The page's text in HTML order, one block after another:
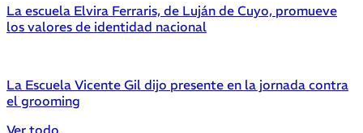
La escuela Elvira Ferraris, de Luján de Cuyo, promueve
los valores de identidad nacional
La Escuela Vicente Gil dijo presente en la jornada contra
el grooming